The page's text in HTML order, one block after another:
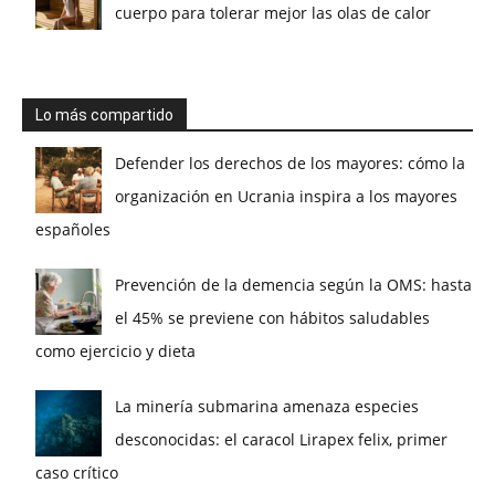
cuerpo para tolerar mejor las olas de calor
Lo más compartido
Defender los derechos de los mayores: cómo la
organización en Ucrania inspira a los mayores
españoles
Prevención de la demencia según la OMS: hasta
el 45% se previene con hábitos saludables
como ejercicio y dieta
La minería submarina amenaza especies
desconocidas: el caracol Lirapex felix, primer
caso crítico